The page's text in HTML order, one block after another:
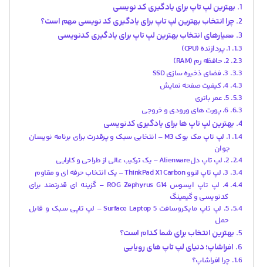
بهترین لپ تاپ برای یادگیری کد نویسی
چرا انتخاب بهترین لپ تاپ برای یادگیری کد نویسی مهم است؟
معیارهای انتخاب بهترین لپ تاپ برای یادگیری کدنویسی
1. پردازنده (CPU)
2. حافظه رم (RAM)
3. فضای ذخیره سازی SSD
4. کیفیت صفحه نمایش
5. عمر باتری
6. پورت های ورودی و خروجی
بهترین لپ تاپ ها برای یادگیری کدنویسی
1. لپ تاپ مک بوک M3 – انتخابی سبک و پرقدرت برای برنامه نویسان
جوان
2. لپ تاپ دلAlienware – یک ترکیب عالی از طراحی و کارایی
3. لپ تاپ لنوو ThinkPad X1 Carbon – یک انتخاب حرفه ای و مقاوم
4. لپ تاپ ایسوس ROG Zephyrus G14 – گزینه ای قدرتمند برای
کدنویسی و گیمینگ
5. لپ تاپ مایکروسافت Surface Laptop 5 – لپ تاپی سبک و قابل
حمل
بهترین انتخاب برای شما کدام است؟
افراشاپ؛ دنیای لپ تاپ های رویایی
چرا افراشاپ؟